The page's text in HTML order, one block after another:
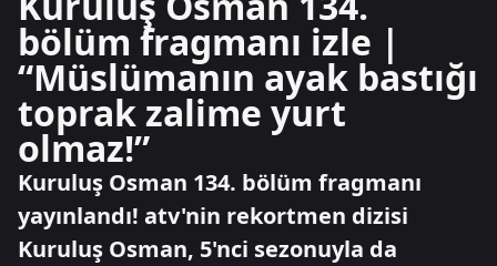
bölüm fragmanı izle |
“Müslümanın ayak bastığı
toprak zalime yurt
olmaz!”
Kuruluş Osman 134. bölüm fragmanı
yayınlandı! atv'nin rekortmen dizisi
Kuruluş Osman, 5'nci sezonuyla da